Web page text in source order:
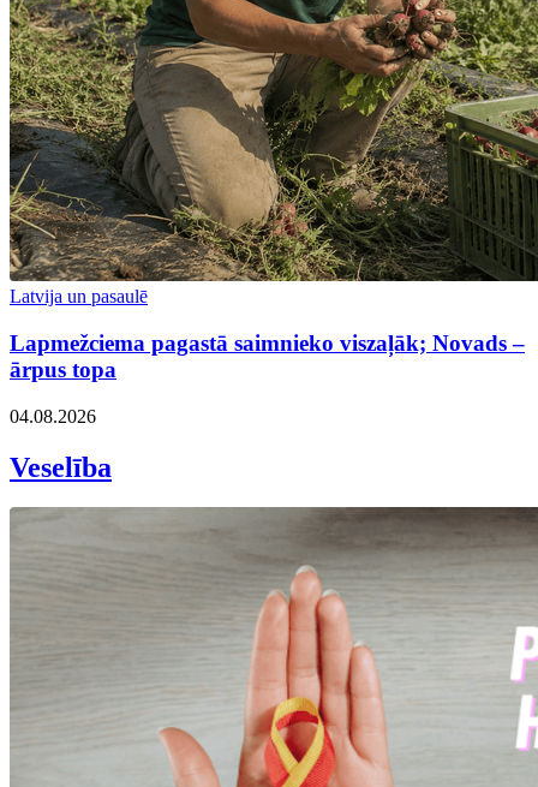
Latvija un pasaulē
Lapmežciema pagastā saimnieko viszaļāk; Novads –
ārpus topa
04.08.2026
Veselība